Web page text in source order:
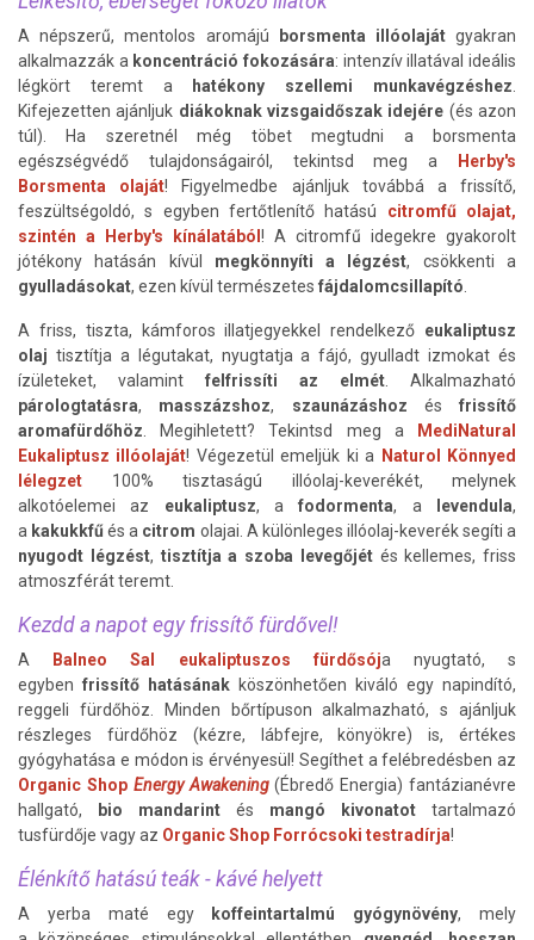
A népszerű, mentolos aromájú borsmenta illóolajátgyakran
alkalmazzák a koncentráció fokozására: intenzív illatával ideális
légkört teremt a
hatékony szellemi munkavégzéshez
Kifejezetten ajánljuk diákoknak vizsgaidőszak idejére (és azon
túl). Ha szeretnél még töbet megtudni a borsmenta
egészségvédő tulajdonságairól, tekintsd meg a
Herby's
Borsmenta olaját! Figyelmedbe ajánljuk továbbá a frissítő,
feszültségoldó, s egyben fertőtlenítő hatású citromfű olajat,
szintén a Herby's kínálatából ! A citromfű idegekre gyakorolt
jótékony hatásán kívül megkönnyíti a légzést, csökkenti a
gyulladásokat, ezen kívül természetes fájdalomcsillapító
A friss, tiszta, kámforos illatjegyekkel rendelkező eukaliptusz
olaj tisztítja a légutakat, nyugtatja a fájó, gyulladt izmokat és
ízületeket, valamint felfrissíti az elmét . Alkalmazható
párologtatásra, masszázshoz, szaunázáshoz és frissítő
aromafürdőhöz . Megihletett? Tekintsd meg a
MediNatural
Eukaliptusz illóolaját! Végezetül emeljük ki a Naturol Könnyed
lélegzet 100% tisztaságú illóolaj-keverékét, melynek
alkotóelemei az eukaliptusz, afodormenta, a levendula,
a kakukkfűés a citrom olajai. A különleges illóolaj-keverék segíti a
nyugodt légzést, tisztítja a szoba levegőjét és kellemes, friss
atmoszférát teremt.
Kezdd a napot egy frissítő fürdővel!
A Balneo Sal eukaliptuszos fürdősója nyugtató, s
egyben frissítő hatásának köszönhetően kiváló egy napindító,
reggeli fürdőhöz. Minden bőrtípuson alkalmazható, s ajánljuk
részleges fürdőhöz (kézre, lábfejre, könyökre) is, értékes
gyógyhatása e módon is érvényesül! Segíthet a felébredésben az
Organic Shop Energy Awakening (Ébredő Energia) fantázianévre
hallgató,
bio mandarint és mangó kivonatot tartalmazó
tusfürdője vagy az Organic Shop Forrócsoki testradírja!
Élénkítő hatású teák - kávé helyett
A yerba maté egy koffeintartalmú gyógynövény, mely